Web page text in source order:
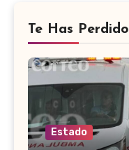
Te Has Perdido
Estado